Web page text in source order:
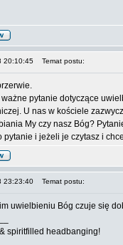
20:10:45 Temat postu:
pytanie dotyczące
U nas w kościele
My czy nasz Bóg?
pytanie i jeżeli je czytasz i
23:23:40 Temat postu:
uwielbieniu Bóg czuje się
spiritfilled headbanging!